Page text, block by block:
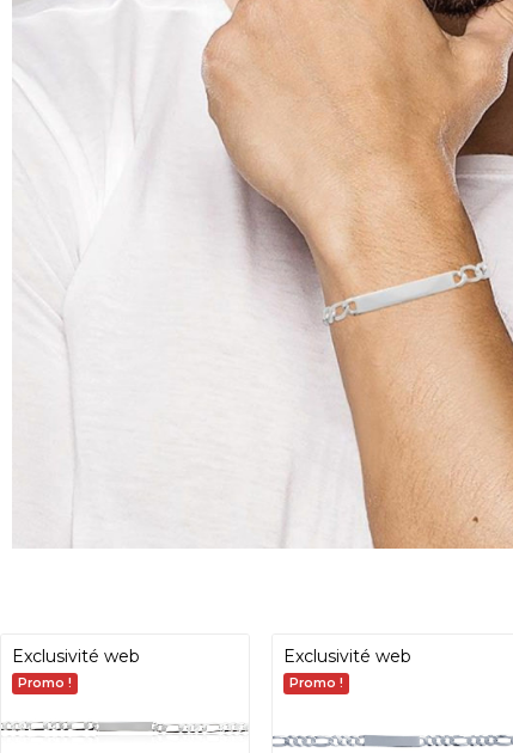
Exclusivité web
Promo !
Exclusivité web
Promo !